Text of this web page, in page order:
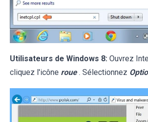
Utilisateurs de Windows 8: Ouvrez
cliquez l'icône roue . Sélectionnez